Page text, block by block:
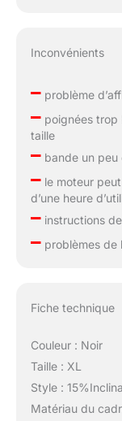
Inconvénients
–problème
–poignées trop
taille
–bande un peu
–le moteur peut
d’une heure
–instructions
–problèmes de
Fiche technique
Couleur : Noir
Taille : XL
Style :
Matériau du